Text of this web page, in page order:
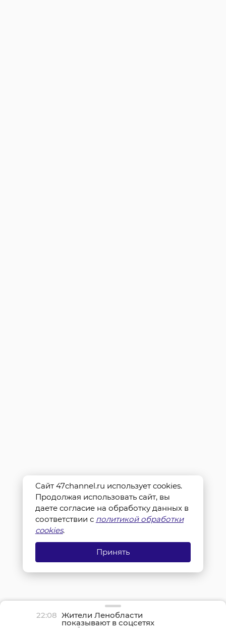
22:08 Жители Ленобласти
показывают в соцсетях
грибные трофеи
Сайт 47channel.ru использует cookies.
Продолжая использовать сайт, вы
даете согласие на обработку данных в
соответствии с политикой обработки
cookies.
Принять